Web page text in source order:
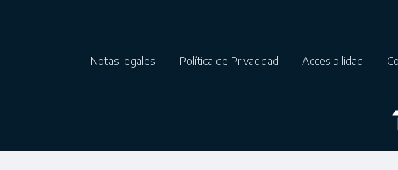
Notas legales Política de Privacidad Accesibilidad